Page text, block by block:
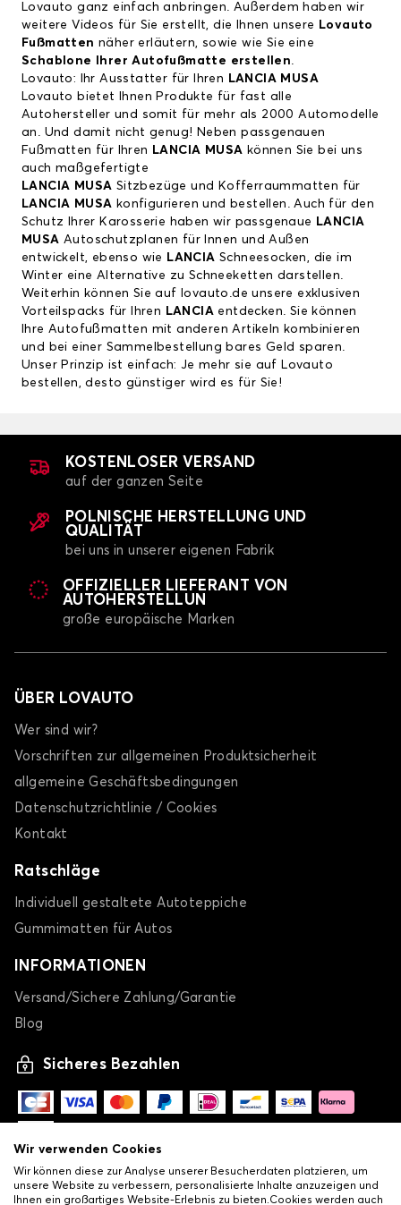
Lovauto ganz einfach anbringen. Außerdem haben wir
weitere Videos für Sie erstellt, die Ihnen unsere Lovauto
Fußmatten näher erläutern, sowie wie Sie eine
Schablone Ihrer Autofußmatte erstellen.
Lovauto: Ihr Ausstatter für Ihren LANCIA MUSA
Lovauto bietet Ihnen Produkte für fast alle
Autohersteller und somit für mehr als 2000 Automodelle
an. Und damit nicht genug! Neben passgenauen
Fußmatten für Ihren LANCIA MUSA können Sie bei uns
auch maßgefertigte
LANCIA MUSA Sitzbezüge und Kofferraummatten für
LANCIA MUSA konfigurieren und bestellen. Auch für den
Schutz Ihrer Karosserie haben wir passgenaue LANCIA
MUSA Autoschutzplanen für Innen und Außen
entwickelt, ebenso wie LANCIASchneesocken, die im
Winter eine Alternative zu Schneeketten darstellen.
Weiterhin können Sie auf lovauto.de unsere exklusiven
Vorteilspacks für Ihren LANCIA entdecken. Sie können
Ihre Autofußmatten mit anderen Artikeln kombinieren
und bei einer Sammelbestellung bares Geld sparen.
Unser Prinzip ist einfach: Je mehr sie auf Lovauto
bestellen, desto günstiger wird es für Sie!
KOSTENLOSER VERSAND
auf der ganzen Seite
POLNISCHE HERSTELLUNG UND
QUALITÄT
bei uns in unserer eigenen Fabrik
OFFIZIELLER LIEFERANT VON
AUTOHERSTELLUN
große europäische Marken
ÜBER LOVAUTO
Wer sind wir?
Vorschriften zur allgemeinen Produktsicherheit
allgemeine Geschäftsbedingungen
Datenschutzrichtlinie / Cookies
Kontakt
Ratschläge
Individuell gestaltete Autoteppiche
Gummimatten für Autos
INFORMATIONEN
Versand/Sichere Zahlung/Garantie
Blog
Sicheres Bezahlen
Wir verwenden Cookies
Wir können diese zur Analyse unserer Besucherdaten platzieren, um
unsere Website zu verbessern, personalisierte Inhalte anzuzeigen und
Ihnen ein großartiges Website-Erlebnis zu bieten.Cookies werden auch